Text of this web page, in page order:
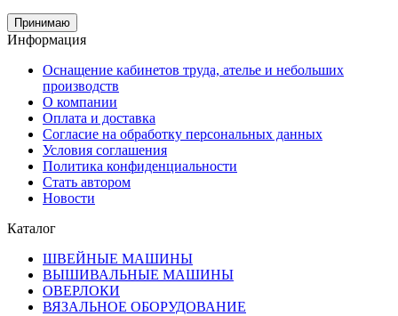
Принимаю
Информация
Оснащение кабинетов труда, ателье и небольших
производств
О компании
Оплата и доставка
Согласие на обработку персональных данных
Условия соглашения
Политика конфиденциальности
Стать автором
Новости
Каталог
ШВЕЙНЫЕ МАШИНЫ
ВЫШИВАЛЬНЫЕ МАШИНЫ
ОВЕРЛОКИ
ВЯЗАЛЬНОЕ ОБОРУДОВАНИЕ